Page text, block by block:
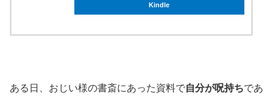
Kindle
ある日、おじい様の書斎にあった資料で自分が呪持ちであ